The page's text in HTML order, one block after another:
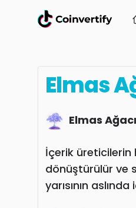
Elmas
Elmas Ağacı
İçerik üreticilerin
dönüştürülür ve
yarısının